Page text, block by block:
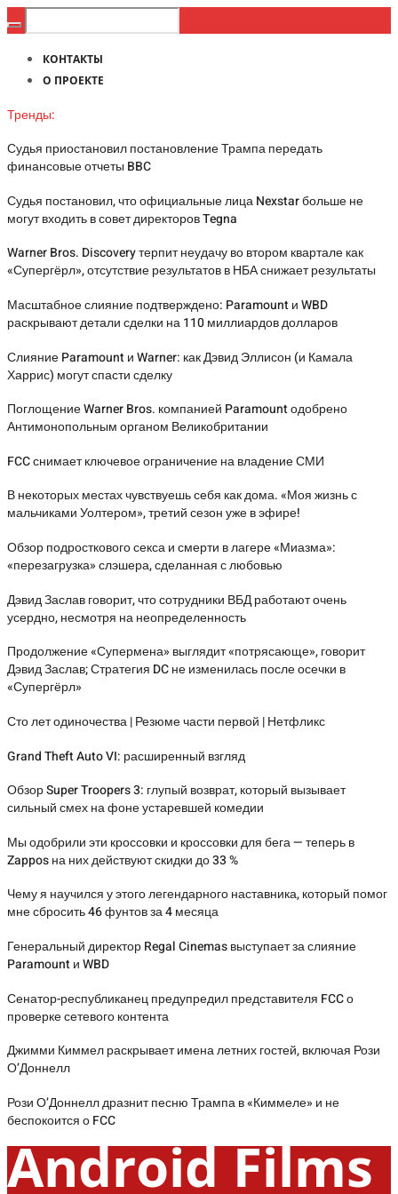
КОНТАКТЫ
О ПРОЕКТЕ
Тренды:
Судья приостановил постановление Трампа передать
финансовые отчеты BBC
Судья постановил, что официальные лица Nexstar больше не
могут входить в совет директоров Tegna
Warner Bros. Discovery терпит неудачу во втором квартале как
«Супергёрл», отсутствие результатов в НБА снижает результаты
Масштабное слияние подтверждено: Paramount и WBD
раскрывают детали сделки на 110 миллиардов долларов
Слияние Paramount и Warner: как Дэвид Эллисон (и Камала
Харрис) могут спасти сделку
Поглощение Warner Bros. компанией Paramount одобрено
Антимонопольным органом Великобритании
FCC снимает ключевое ограничение на владение СМИ
В некоторых местах чувствуешь себя как дома. «Моя жизнь с
мальчиками Уолтером», третий сезон уже в эфире!
Обзор подросткового секса и смерти в лагере «Миазма»:
«перезагрузка» слэшера, сделанная с любовью
Дэвид Заслав говорит, что сотрудники ВБД работают очень
усердно, несмотря на неопределенность
Продолжение «Супермена» выглядит «потрясающе», говорит
Дэвид Заслав; Стратегия DC не изменилась после осечки в
«Супергёрл»
Сто лет одиночества | Резюме части первой | Нетфликс
Grand Theft Auto VI: расширенный взгляд
Обзор Super Troopers 3: глупый возврат, который вызывает
сильный смех на фоне устаревшей комедии
Мы одобрили эти кроссовки и кроссовки для бега — теперь в
Zappos на них действуют скидки до 33 %
Чему я научился у этого легендарного наставника, который помог
мне сбросить 46 фунтов за 4 месяца
Генеральный директор Regal Cinemas выступает за слияние
Paramount и WBD
Сенатор-республиканец предупредил представителя FCC о
проверке сетевого контента
Джимми Киммел раскрывает имена летних гостей, включая Рози
О’Доннелл
Рози О’Доннелл дразнит песню Трампа в «Киммеле» и не
беспокоится о FCC
Android Films